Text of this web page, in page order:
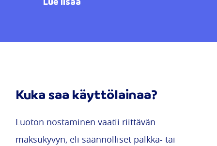
Kuka saa käyttölainaa?
Luoton nostaminen vaatii riittävän
maksukyvyn, eli säännölliset palkka- tai